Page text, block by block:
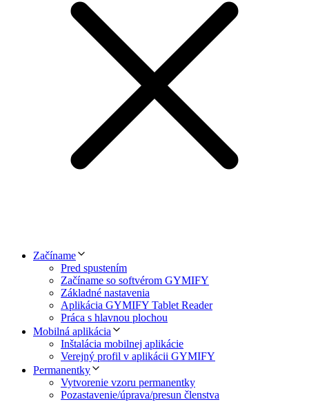
Začíname
Pred spustením
Začíname so softvérom GYMIFY
Základné nastavenia
Aplikácia GYMIFY Tablet Reader
Práca s hlavnou plochou
Mobilná aplikácia
Inštalácia mobilnej aplikácie
Verejný profil v aplikácii GYMIFY
Permanentky
Vytvorenie vzoru permanentky
Pozastavenie/úprava/presun členstva